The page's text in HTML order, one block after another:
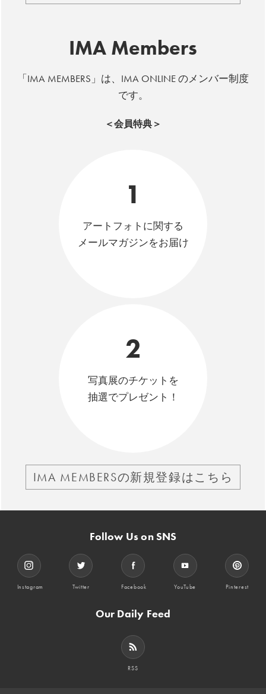
IMA Members
「IMA MEMBERS」は、IMA ONLINE のメンバー制度
です。
＜会員特典＞
1
アートフォトに関する
メールマガジンをお届け
2
写真展のチケットを
抽選でプレゼント！
IMA MEMBERSの新規登録はこちら
Follow Us on SNS
Instagram Twitter Facebook YouTube Pinterest
Our Daily Feed
RSS